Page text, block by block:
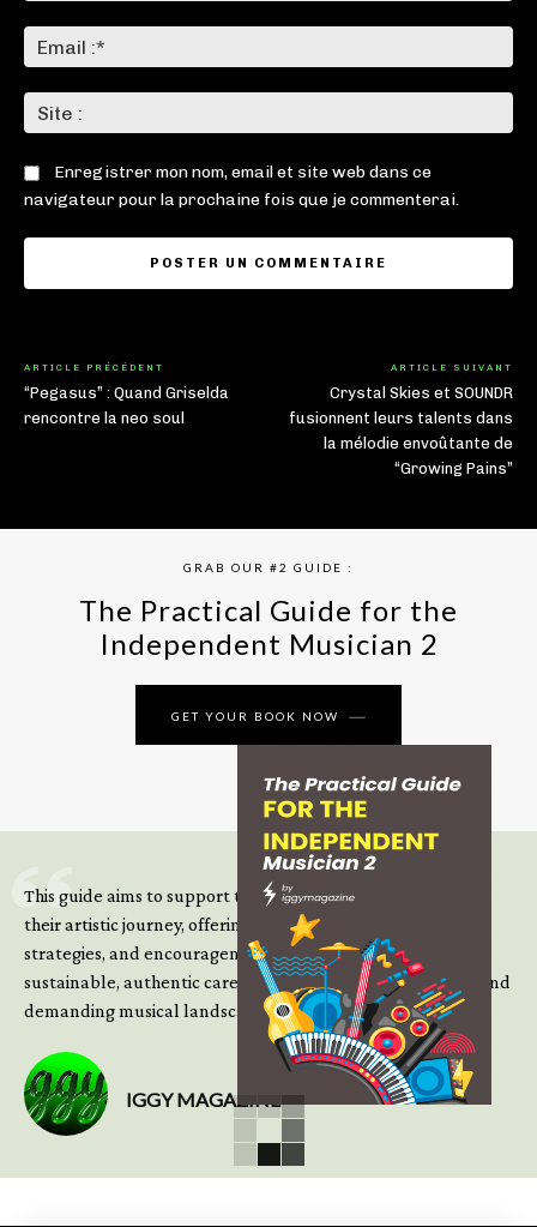
:*
:
Enregistrer mon nom, email et site web dans ce
navigateur pour la prochaine fois que je commenterai.
ARTICLE PRÉCÉDENT
“Pegasus” : Quand Griselda
rencontre la neo soul
ARTICLE SUIVANT
Crystal Skies et SOUNDR
fusionnent leurs talents dans
la mélodie envoûtante de
“Growing Pains”
GRAB OUR #2 GUIDE :
The Practical Guide for the
Independent Musician 2
GET YOUR BOOK NOW
This guide aims to support those climbing the next steps of
their artistic journey, offering practical insight, updated
strategies, and encouragement to continue building
sustainable, authentic careers in an increasingly complex and
demanding musical landscape.
IGGY MAGAZINE